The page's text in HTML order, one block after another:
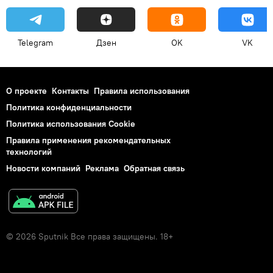
Telegram Дзен OK VK
О проекте Контакты Правила использования
Политика конфиденциальности
Политика использования Cookie
Правила применения рекомендательных
технологий
Новости компаний Реклама Обратная связь
© 2026 Sputnik Все права защищены. 18+